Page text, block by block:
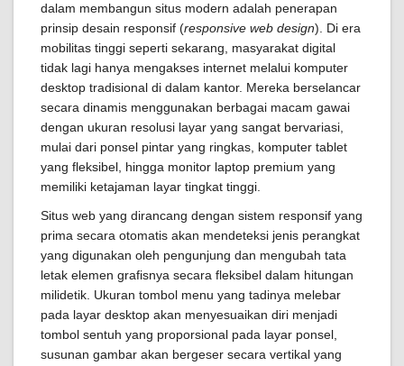
dalam membangun situs modern adalah penerapan
prinsip desain responsif (responsive web design). Di era
mobilitas tinggi seperti sekarang, masyarakat digital
tidak lagi hanya mengakses internet melalui komputer
desktop tradisional di dalam kantor. Mereka berselancar
secara dinamis menggunakan berbagai macam gawai
dengan ukuran resolusi layar yang sangat bervariasi,
mulai dari ponsel pintar yang ringkas, komputer tablet
yang fleksibel, hingga monitor laptop premium yang
memiliki ketajaman layar tingkat tinggi.
Situs web yang dirancang dengan sistem responsif yang
prima secara otomatis akan mendeteksi jenis perangkat
yang digunakan oleh pengunjung dan mengubah tata
letak elemen grafisnya secara fleksibel dalam hitungan
milidetik. Ukuran tombol menu yang tadinya melebar
pada layar desktop akan menyesuaikan diri menjadi
tombol sentuh yang proporsional pada layar ponsel,
susunan gambar akan bergeser secara vertikal yang